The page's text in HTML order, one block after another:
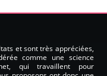
et sont très appréciées,
comme une science
qui travaillent pour